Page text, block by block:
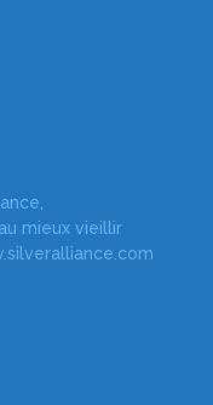
mieux vieillir